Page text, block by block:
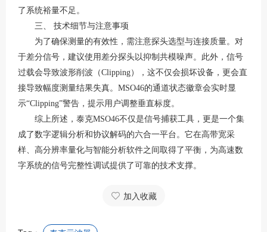
了系统裕量不足 。
三、
技术细节与注意事项
为了确保测量的有效性，需注意探头选型与连接质量。对
于差分信号，建议使用差分探头以抑制共模噪声。此外，信号
过载会导致波形削波（Clipping），这不仅会损坏设备，更会直
接导致幅度测量结果失真。MSO46的通道状态徽章会实时显
示“Clipping”警告，提示用户调整垂直标度。
综上所述，泰克MSO46不仅是信号捕获工具，更是一个集
成了数字逻辑分析和协议解码的六合一平台。它在高带宽采
样、高分辨率量化与智能分析软件之间取得了平衡，为高速数
字系统的信号完整性调试提供了可靠的技术支撑。
加入收藏